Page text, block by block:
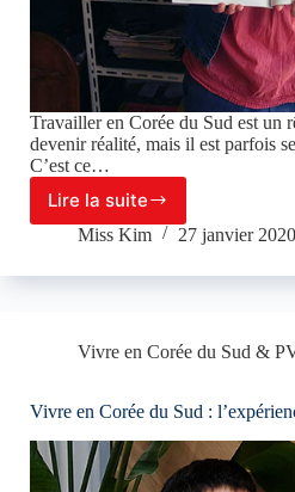
Travailler en Corée du Sud est un
devenir réalité, mais il est parfois
C’est ce…
Lire la suite
Travailler
en
du
de
Miss Kim 27 janvier 2020
Vivre en Corée du Sud &
Vivre en Corée du Sud :